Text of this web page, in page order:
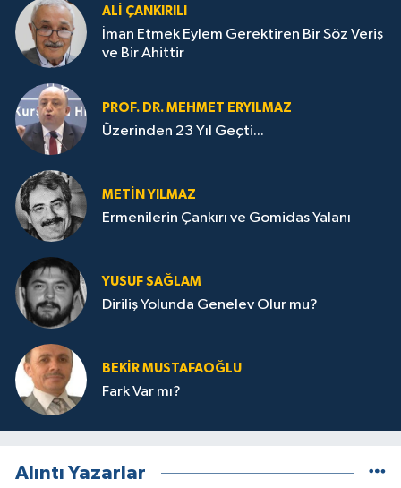
ALI ÇANKIRILI
İman Etmek Eylem Gerektiren Bir Söz Veriş
ve Bir Ahittir
PROF. DR. MEHMET ERYILMAZ
Üzerinden 23 Yıl Geçti...
METIN YILMAZ
Ermenilerin Çankırı ve Gomidas Yalanı
YUSUF SAĞLAM
Diriliş Yolunda Genelev Olur mu?
BEKIR MUSTAFAOĞLU
Fark Var mı?
Alıntı Yazarlar